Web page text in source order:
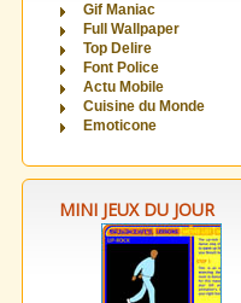
Gif Maniac
Full Wallpaper
Top Delire
Font Police
Actu Mobile
Cuisine du Monde
Emoticone
MINI JEUX DU JOUR